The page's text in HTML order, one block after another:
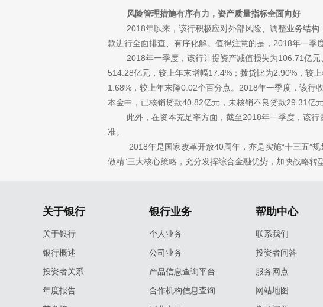
风险管理措施有序有力，资产质量指标全面向好
2018年以来，该行积极应对外部风险、调整业务结构
款进行全面排查、有序化解。值得注意的是， 2018年一季
2018年一季度，该行计提资产减值损失为106.71亿元
514.28亿元，较上年末增幅17.4%；拨贷比为2.90%，较
1.68%，较上年末降0.02个百分点。2018年一季度，该行
本金中，已核销贷款40.82亿元，未核销不良贷款29.31亿
此外，在资本充足率方面，截至2018年一季度，该行
准。
2018年是国家改革开放40周年，亦是实施“十三五”
做精”三大核心策略，充分发挥综合金融优势，加快战略
关于银行
关于银行
银行概述
投资者关系
年度报告
银行业务
个人业务
公司业务
产品信息查询平台
合作机构信息查询
帮助中心
联系我们
投资者问答
服务网点
网站地图